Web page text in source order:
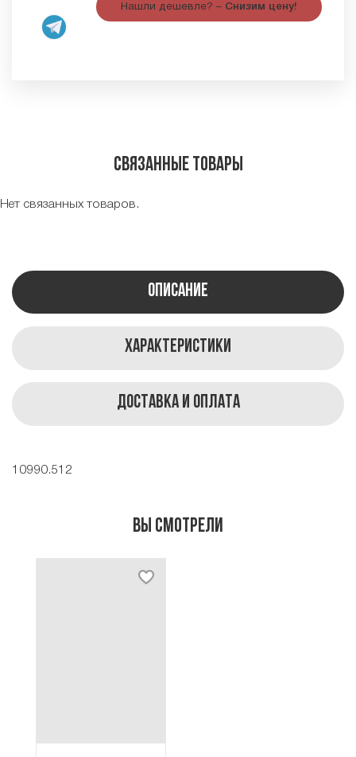
Нашли дешевле? – Снизим цену!
Связанные товары
Нет связанных товаров.
Описание
Характеристики
Доставка и оплата
10990.512
Вы смотрели